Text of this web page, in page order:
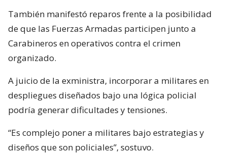
También manifestó reparos frente a la posibilidad
de que las Fuerzas Armadas participen junto a
Carabineros en operativos contra el crimen
organizado.
A juicio de la exministra, incorporar a militares en
despliegues diseñados bajo una lógica policial
podría generar dificultades y tensiones.
“Es complejo poner a militares bajo estrategias y
diseños que son policiales”, sostuvo.